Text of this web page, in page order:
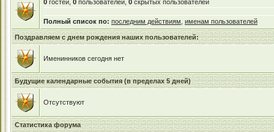
0 гостей, 0 пользователей, 0 скрытых пользователей
Полный список по: последним действиям именам пользователей
Поздравляем с днем рождения наших пользователей:
Именинников сегодня нет
Будущие календарные события (в пределах 5 дней)
Отсутствуют
Статистика форума